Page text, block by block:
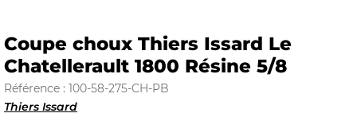
Coupe choux Thiers Issard Le
Chatellerault 1800 Résine 5/8
Référence : 100-58-275-CH-PB
Thiers Issard